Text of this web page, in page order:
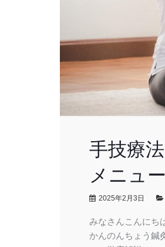
手技療
メニュ
2025年2月3日
みなさんこんにち
かんのんちょう鍼